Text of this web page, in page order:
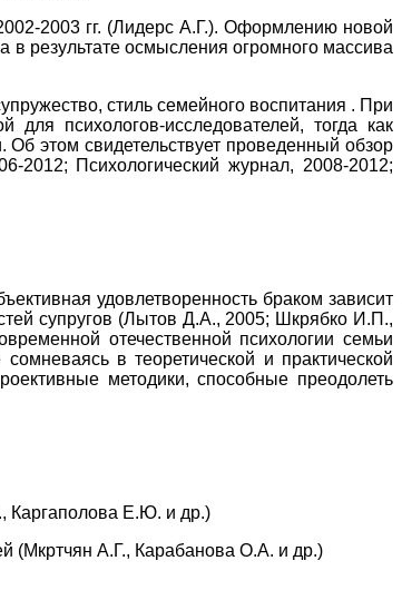
2003 гг. (Лидерс А.Г.). Оформлению новой
в результате осмысления огромного массива
стиль семейного воспитания . При
психологов-исследователей, тогда как
этом свидетельствует проведенный обзор
2012; Психологический журнал, 2008-2012;
удовлетворенность браком зависит
супругов (Лытов Д.А., 2005; Шкрябко И.П.,
отечественной психологии семьи
в теоретической и практической
методики, способные преодолеть
Каргаполова Е.Ю. и др.)
(Мкртчян А.Г., Карабанова О.А. и др.)